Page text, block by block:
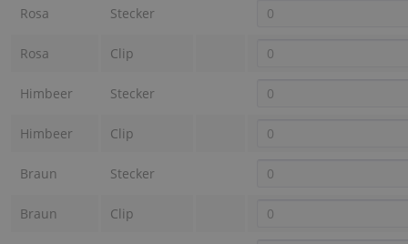
Rosa Stecker
Rosa Clip
Himbeer Stecker
Himbeer Clip
Braun Stecker
Braun Clip